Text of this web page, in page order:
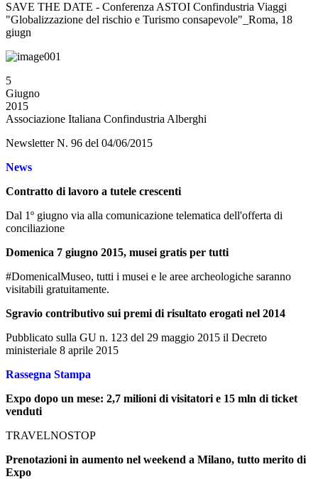
SAVE THE DATE - Conferenza ASTOI Confindustria Viaggi
"Globalizzazione del rischio e Turismo consapevole"_Roma, 18
giugn
5
Giugno
2015
Associazione Italiana Confindustria Alberghi
Newsletter N. 96 del 04/06/2015
News
Contratto di lavoro a tutele crescenti
Dal 1º giugno via alla comunicazione telematica dell'offerta di
conciliazione
Domenica 7 giugno 2015, musei gratis per tutti
#DomenicalMuseo, tutti i musei e le aree archeologiche saranno
visitabili gratuitamente.
Sgravio contributivo sui premi di risultato erogati nel 2014
Pubblicato sulla GU n. 123 del 29 maggio 2015 il Decreto
ministeriale 8 aprile 2015
Rassegna Stampa
Expo dopo un mese: 2,7 milioni di visitatori e 15 mln di ticket
venduti
TRAVELNOSTOP
Prenotazioni in aumento nel weekend a Milano, tutto merito di
Expo